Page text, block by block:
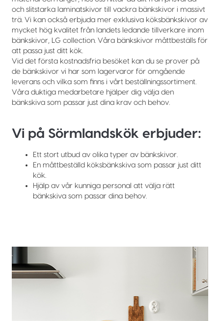
och slitstarka laminatskivor till vackra bänkskivor i massivt
trä. Vi kan också erbjuda mer exklusiva köksbänkskivor av
mycket hög kvalitet från landets ledande tillverkare inom
bänkskivor, LG collection. Våra bänkskivor måttbeställs för
att passa just ditt kök.
Vid det första kostnadsfria besöket kan du se prover på
de bänkskivor vi har som lagervaror för omgående
leverans och vilka som finns i vårt beställningssortiment.
Våra duktiga medarbetare hjälper dig välja den
bänkskiva som passar just dina krav och behov.
Vi på Sörmlandskök erbjuder:
Ett stort utbud av olika typer av bänkskivor.
En måttbeställd köksbänkskiva som passar just ditt
kök.
Hjälp av vår kunniga personal att välja rätt
bänkskiva som passar dina behov.